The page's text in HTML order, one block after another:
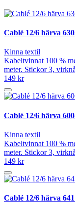
Cablé 12/6 härva
Kinna textil
Kabeltvinnat 100 %
meter. Stickor 3,
149 kr
Cablé 12/6 härva
Kinna textil
Kabeltvinnat 100 %
meter. Stickor 3,
149 kr
Cablé 12/6 härva